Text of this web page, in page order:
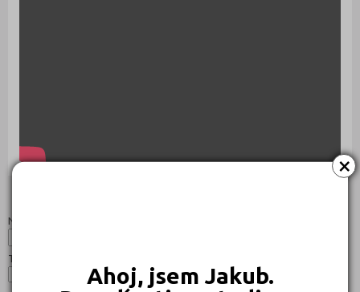
×
Ahoj, jsem Jakub.
Název:
Typ: